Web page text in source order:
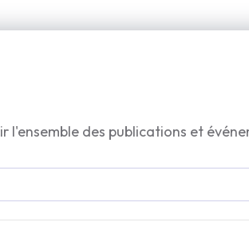
des publications et